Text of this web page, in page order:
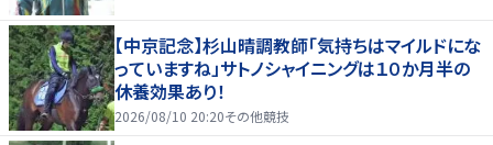
【中京記念】杉山晴調教師「気持ちはマイルドにな
っていますね」サトノシャイニングは１０か月半の
休養効果あり！
2026/08/10 20:20その他競技